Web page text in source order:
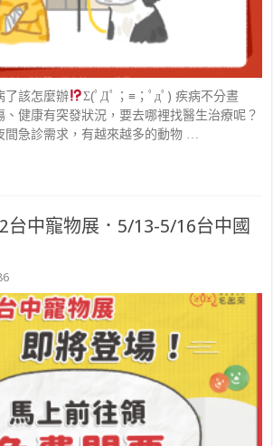
了該怎麼辦
Σ(ﾟДﾟ；≡；ﾟдﾟ) 疾病不分晝
健康有突發狀況，要去哪裡找醫生治療呢？
間急診需求，有越來越多的動物 …
台中寵物展．5/13-5/16台中國